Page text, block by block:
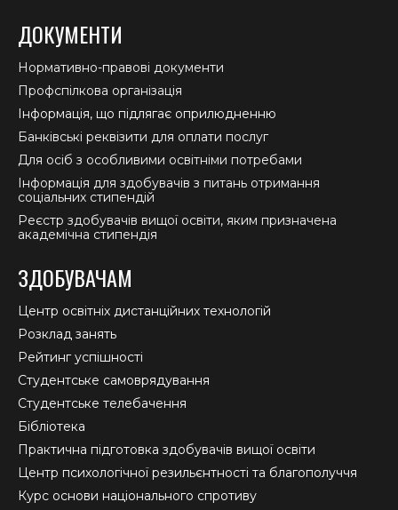
ДОКУМЕНТИ
Нормативно-правові документи
Профспілкова організація
Інформація, що підлягає оприлюдненню
Банківські реквізити для оплати послуг
Для осіб з особливими освітніми потребами
Інформація для здобувачів з питань отримання
соціальних стипендій
Реєстр здобувачів вищої освіти, яким призначена
академічна стипендія
ЗДОБУВАЧАМ
Центр освітніх дистанційних технологій
Розклад занять
Рейтинг успішності
Студентське самоврядування
Студентське телебачення
Бібліотека
Практична підготовка здобувачів вищої освіти
Центр психологічної резильєнтності та благополуччя
Курс основи національного спротиву